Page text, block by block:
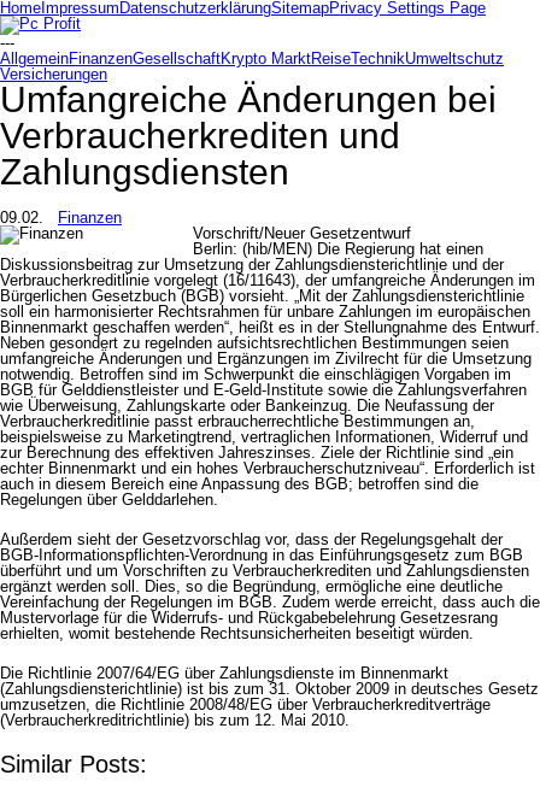
Home Impressum DatenschutzerklärungSitemapPrivacy Settings Page
---
AllgemeinFinanzenGesellschaftKrypto MarktReiseTechnikUmweltschutz
Versicherungen
Umfangreiche Änderungen bei
Verbraucherkrediten und
Zahlungsdiensten
09.02.
Finanzen
Vorschrift/Neuer Gesetzentwurf
Berlin: (hib/MEN) Die Regierung hat einen
Diskussionsbeitrag zur Umsetzung der Zahlungsdiensterichtlinie und der
Verbraucherkreditlinie vorgelegt (16/11643), der umfangreiche Änderungen im
Bürgerlichen Gesetzbuch (BGB) vorsieht. „Mit der Zahlungsdiensterichtlinie
soll ein harmonisierter Rechtsrahmen für unbare Zahlungen im europäischen
Binnenmarkt geschaffen werden“, heißt es in der Stellungnahme des Entwurf.
Neben gesondert zu regelnden aufsichtsrechtlichen Bestimmungen seien
umfangreiche Änderungen und Ergänzungen im Zivilrecht für die Umsetzung
notwendig. Betroffen sind im Schwerpunkt die einschlägigen Vorgaben im
BGB für Gelddienstleister und E-Geld-Institute sowie die Zahlungsverfahren
wie Überweisung, Zahlungskarte oder Bankeinzug. Die Neufassung der
Verbraucherkreditlinie passt erbraucherrechtliche Bestimmungen an,
beispielsweise zu Marketingtrend, vertraglichen Informationen, Widerruf und
zur Berechnung des effektiven Jahreszinses. Ziele der Richtlinie sind „ein
echter Binnenmarkt und ein hohes Verbraucherschutzniveau“. Erforderlich ist
auch in diesem Bereich eine Anpassung des BGB; betroffen sind die
Regelungen über Gelddarlehen.
Außerdem sieht der Gesetzvorschlag vor, dass der Regelungsgehalt der
BGB-Informationspflichten-Verordnung in das Einführungsgesetz zum BGB
überführt und um Vorschriften zu Verbraucherkrediten und Zahlungsdiensten
ergänzt werden soll. Dies, so die Begründung, ermögliche eine deutliche
Vereinfachung der Regelungen im BGB. Zudem werde erreicht, dass auch die
Mustervorlage für die Widerrufs- und Rückgabebelehrung Gesetzesrang
erhielten, womit bestehende Rechtsunsicherheiten beseitigt würden.
Die Richtlinie 2007/64/EG über Zahlungsdienste im Binnenmarkt
(Zahlungsdiensterichtlinie) ist bis zum 31. Oktober 2009 in deutsches Gesetz
umzusetzen, die Richtlinie 2008/48/EG über Verbraucherkreditverträge
(Verbraucherkreditrichtlinie) bis zum 12. Mai 2010.
Similar Posts: